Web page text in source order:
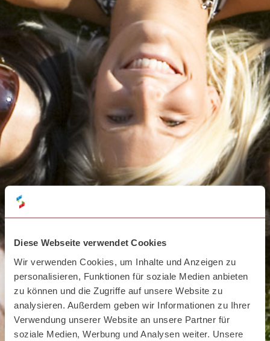
Diese Webseite verwendet Cookies
Wir verwenden Cookies, um Inhalte und Anzeigen zu
personalisieren, Funktionen für soziale Medien anbieten
zu können und die Zugriffe auf unsere Website zu
analysieren. Außerdem geben wir Informationen zu Ihrer
Verwendung unserer Website an unsere Partner für
soziale Medien, Werbung und Analysen weiter. Unsere